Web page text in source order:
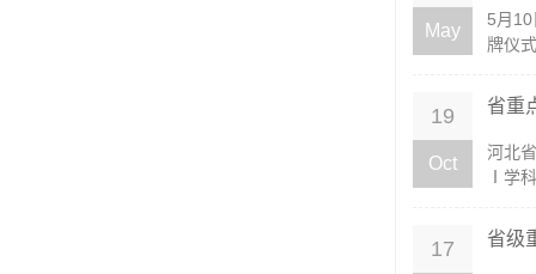
May
5月
牌仪
19
Oct
省重
河北
Ⅰ学
17 省级